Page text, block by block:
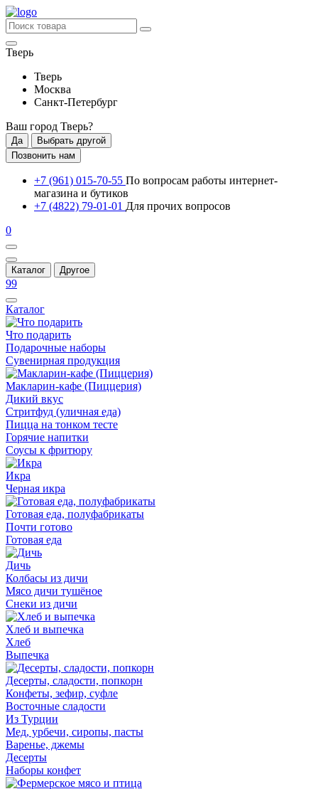
Тверь
Тверь
Москва
Санкт-Петербург
Ваш город Тверь?
Да
Выбрать другой
Позвонить нам
+7 (961) 015-70-55 По вопросам работы интернет-
магазина и бутиков
+7 (4822) 79-01-01 Для прочих вопросов
0
Каталог Другое
99
Каталог
Что подарить
Подарочные наборы
Сувенирная продукция
Макларин-кафе (Пиццерия)
Дикий вкус
Стритфуд (уличная еда)
Пицца на тонком тесте
Горячие напитки
Соусы к фритюру
Икра
Черная икра
Готовая еда, полуфабрикаты
Почти готово
Готовая еда
Дичь
Колбасы из дичи
Мясо дичи тушёное
Снеки из дичи
Хлеб и выпечка
Хлеб
Выпечка
Десерты, сладости, попкорн
Конфеты, зефир, суфле
Восточные сладости
Из Турции
Мед, урбечи, сиропы, пасты
Варенье, джемы
Десерты
Наборы конфет